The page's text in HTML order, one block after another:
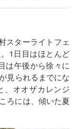
スターライトフェ
1日目はほとんど
は午後から徐々に
見られるまでにな
、オオザカレンジ
ろには、傾いた夏